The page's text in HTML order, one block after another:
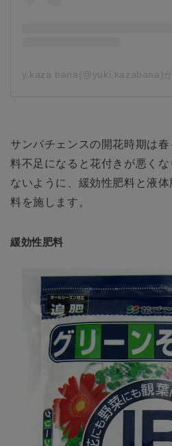
y.kaza bana(@yuki.kazabana)
サンパチェンスの開花時期は
料不足になると花付きが悪く
ないように、緩効性肥料と液
料を施します。
緩効性肥料